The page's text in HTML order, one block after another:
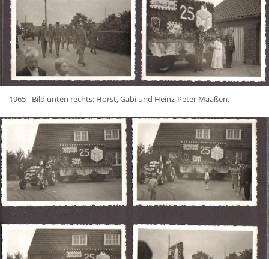
1965 - Bild unten rechts: Horst, Gabi und Heinz-Peter Maaßen.